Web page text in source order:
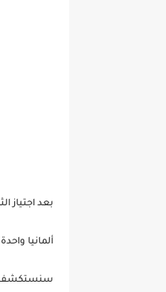
بعد اجتياز
ألمانيا
سنستكشف